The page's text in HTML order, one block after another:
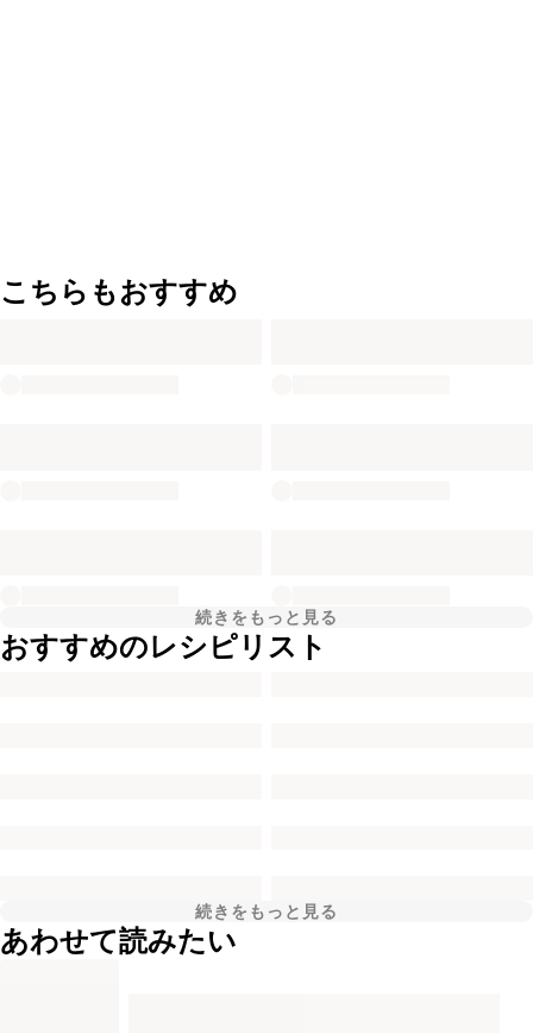
こちらもおすすめ
続きをもっと見る
おすすめのレシピリスト
続きをもっと見る
あわせて読みたい